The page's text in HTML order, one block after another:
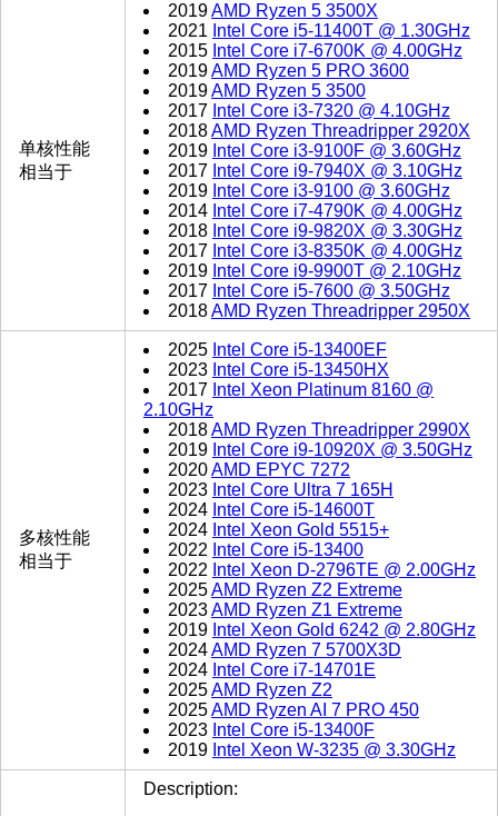
单核性能
相当于
2019AMD Ryzen 5 3500X
2021 Intel Core i5-11400T @ 1.30GHz
2015 Intel Core i7-6700K @ 4.00GHz
2019AMD Ryzen 5 PRO 3600
2019AMD Ryzen 5 3500
2017 Intel Core i3-7320 @ 4.10GHz
2018AMD Ryzen Threadripper 2920X
2019 Intel Core i3-9100F @ 3.60GHz
2017 Intel Core i9-7940X @ 3.10GHz
2019 Intel Core i3-9100 @ 3.60GHz
2014 Intel Core i7-4790K @ 4.00GHz
2018 Intel Core i9-9820X @ 3.30GHz
2017 Intel Core i3-8350K @ 4.00GHz
2019 Intel Core i9-9900T @ 2.10GHz
2017 Intel Core i5-7600 @ 3.50GHz
2018AMD Ryzen Threadripper 2950X
多核性能
相当于
2025 Intel Core i5-13400EF
2023 Intel Core i5-13450HX
2017 Intel Xeon Platinum 8160 @
2.10GHz
2018AMD Ryzen Threadripper 2990X
2019 Intel Core i9-10920X @ 3.50GHz
2020AMD EPYC 7272
2023 Intel Core Ultra 7 165H
2024 Intel Core i5-14600T
2024 Intel Xeon Gold 5515+
2022 Intel Core i5-13400
2022 Intel Xeon D-2796TE @ 2.00GHz
2025AMD Ryzen Z2 Extreme
2023AMD Ryzen Z1 Extreme
2019 Intel Xeon Gold 6242 @ 2.80GHz
2024AMD Ryzen 7 5700X3D
2024 Intel Core i7-14701E
2025AMD Ryzen Z2
2025AMD Ryzen AI 7 PRO 450
2023 Intel Core i5-13400F
2019 Intel Xeon W-3235 @ 3.30GHz
Description: